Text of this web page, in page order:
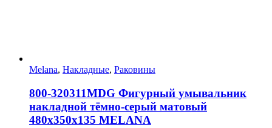
Melana, Накладные, Раковины
800-320311MDG Фигурный умывальник
накладной тёмно-серый матовый
480х350х135 MELANA